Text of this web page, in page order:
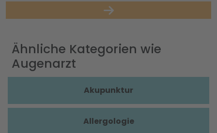
Ähnliche Kategorien wie
Augenarzt
Akupunktur
Allergologie